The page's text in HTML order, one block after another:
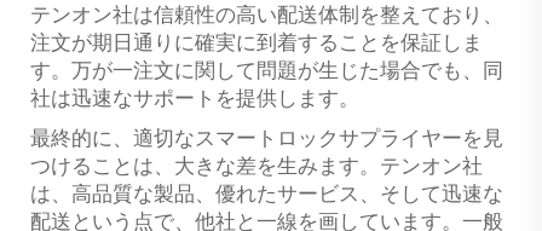
テンオン社は信頼性の高い配送体制を整えており、
注文が期日通りに確実に到着することを保証しま
す。万が一注文に関して問題が生じた場合でも、同
社は迅速なサポートを提供します。
最終的に、適切なスマートロックサプライヤーを見
つけることは、大きな差を生みます。テンオン社
は、高品質な製品、優れたサービス、そして迅速な
配送という点で、他社と一線を画しています。一般